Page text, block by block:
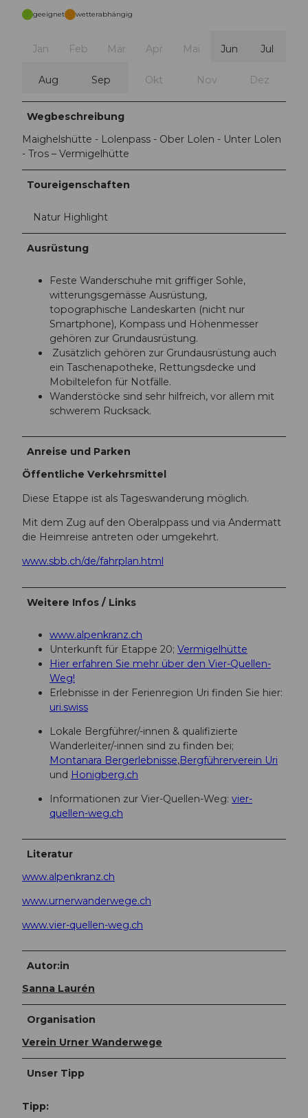
geeignet wetterabhängig
Jan Feb Mär Apr Mai Jun Jul
Aug Sep Okt Nov Dez
Wegbeschreibung
Maighelshütte - Lolenpass - Ober Lolen - Unter Lolen
- Tros – Vermigelhütte
Toureigenschaften
Natur Highlight
Ausrüstung
Feste Wanderschuhe mit griffiger Sohle,
witterungsgemässe Ausrüstung,
topographische Landeskarten (nicht nur
Smartphone), Kompass und Höhenmesser
gehören zur Grundausrüstung.
Zusätzlich gehören zur Grundausrüstung auch
ein Taschenapotheke, Rettungsdecke und
Mobiltelefon für Notfälle.
Wanderstöcke sind sehr hilfreich, vor allem mit
schwerem Rucksack.
Anreise und Parken
Öffentliche Verkehrsmittel
Diese Etappe ist als Tageswanderung möglich.
Mit dem Zug auf den Oberalppass und via Andermatt
die Heimreise antreten oder umgekehrt.
www.sbb.ch/de/fahrplan.html
Weitere Infos / Links
www.alpenkranz.ch
Unterkunft für Etappe 20; Vermigelhütte
Hier erfahren Sie mehr über den Vier-Quellen-
Weg!
Erlebnisse in der Ferienregion Uri finden Sie hier:
uri.swiss
Lokale Bergführer/-innen & qualifizierte
Wanderleiter/-innen sind zu finden bei;
Montanara Bergerlebnisse,Bergführerverein Uri
und Honigberg.ch
Informationen zur Vier-Quellen-Weg: vier-
quellen-weg.ch
Literatur
www.alpenkranz.ch
www.urnerwanderwege.ch
www.vier-quellen-weg.ch
Autor:in
Sanna Laurén
Organisation
Verein Urner Wanderwege
Unser Tipp
Tipp: